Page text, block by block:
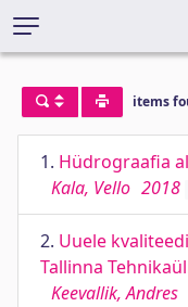
items
1. Hüdrograafia
Kala, Vello 2018
2. Uuele
Tallinna
Keevallik, Andres